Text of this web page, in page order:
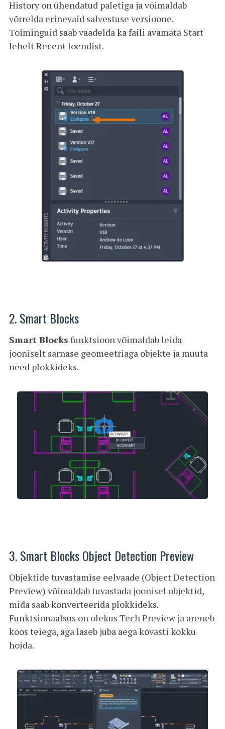
History on ühendatud paletiga ja võimaldab
võrrelda erinevaid salvestuse versioone.
Toiminguid saab vaadelda ka faili avamata Start
lehelt Recent loendist.
2. Smart Blocks
Smart Blocks funktsioon võimaldab leida
jooniselt sarnase geomeetriaga objekte ja muuta
need plokkideks.
3. Smart Blocks Object Detection Preview
Objektide tuvastamise eelvaade (Object Detection
Preview) võimaldab tuvastada joonisel objektid,
mida saab konverteerida plokkideks.
Funktsionaalsus on olekus Tech Preview ja areneb
koos teiega, aga laseb juba aega kõvasti kokku
hoida.